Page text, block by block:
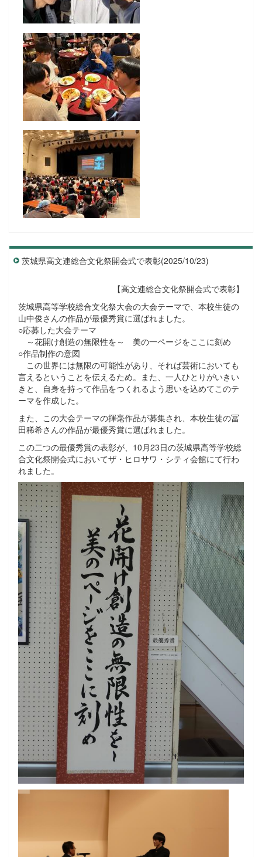
茨城県高文連総合文化祭開会式で表彰(2025/10/23)
【高文連総合文化祭開会式で表彰】
茨城県高等学校総合文化祭大会の大会テーマで、本校生徒の
山中俊さんの作品が最優秀賞に選ばれました。
○応募した大会テーマ
～花開け創造の無限性を～ 美の一ページをここに刻め
○作品制作の意図
この世界には無限の可能性があり、それば芸術においても
言えるということを伝えるため。また、一人ひとりがいきい
きと、自身を持って作品をつくれるよう思いを込めてこのテ
ーマを作成した。
また、この大会テーマの揮毫作品が募集され、本校生徒の冨
田稀希さんの作品が最優秀賞に選ばれました。
この二つの最優秀賞の表彰が、10月23日の茨城県高等学校総
合文化祭開会式においてザ・ヒロサワ・シティ会館にて行わ
れました。